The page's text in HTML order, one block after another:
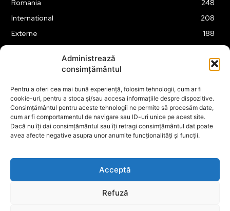
Administrează
consimțământul
Pentru a oferi cea mai bună experiență, folosim tehnologii, cum ar fi
cookie-uri, pentru a stoca și/sau accesa informațiile despre dispozitive.
Consimțământul pentru aceste tehnologii ne permite să procesăm date,
cum ar fi comportamentul de navigare sau ID-uri unice pe acest site.
Dacă nu îți dai consimțământul sau îți retragi consimțământul dat poate
avea afecte negative asupra unor anumite funcționalități și funcții.
Acceptă
Refuză
Romania
248
International
208
Externe
188
174
Financiar
160
ABUZURI
158
Social
157
Cultura
149